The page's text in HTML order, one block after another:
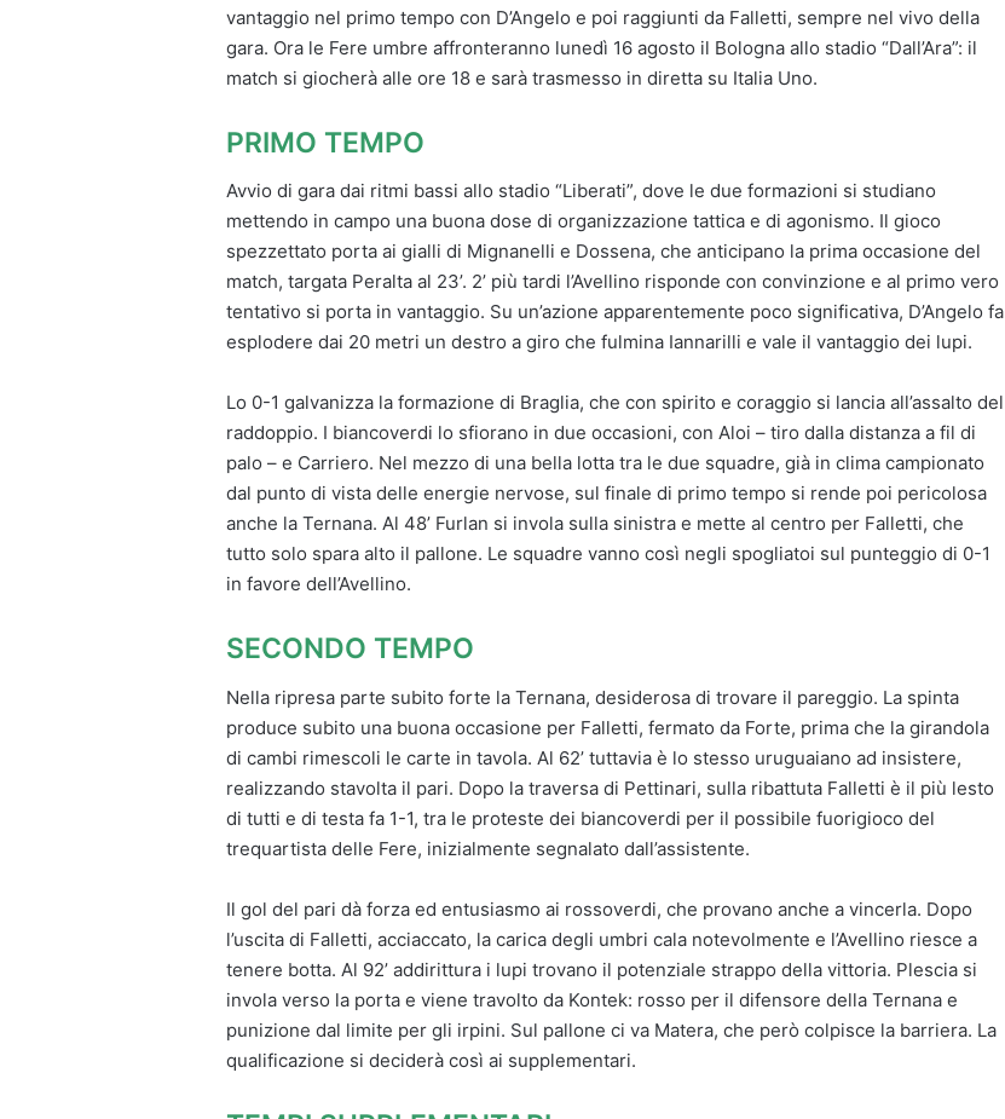
vantaggio nel primo tempo con D’Angelo e poi raggiunti da Falletti, sempre nel vivo della
gara. Ora le Fere umbre affronteranno lunedì 16 agosto il Bologna allo stadio “Dall’Ara”: il
match si giocherà alle ore 18 e sarà trasmesso in diretta su Italia Uno.
PRIMO TEMPO
Avvio di gara dai ritmi bassi allo stadio “Liberati”, dove le due formazioni si studiano
mettendo in campo una buona dose di organizzazione tattica e di agonismo. Il gioco
spezzettato porta ai gialli di Mignanelli e Dossena, che anticipano la prima occasione del
match, targata Peralta al 23’. 2’ più tardi l’Avellino risponde con convinzione e al primo vero
tentativo si porta in vantaggio. Su un’azione apparentemente poco significativa, D’Angelo fa
esplodere dai 20 metri un destro a giro che fulmina Iannarilli e vale il vantaggio dei lupi.
Lo 0-1 galvanizza la formazione di Braglia, che con spirito e coraggio si lancia all’assalto del
raddoppio. I biancoverdi lo sfiorano in due occasioni, con Aloi – tiro dalla distanza a fil di
palo – e Carriero. Nel mezzo di una bella lotta tra le due squadre, già in clima campionato
dal punto di vista delle energie nervose, sul finale di primo tempo si rende poi pericolosa
anche la Ternana. Al 48’ Furlan si invola sulla sinistra e mette al centro per Falletti, che
tutto solo spara alto il pallone. Le squadre vanno così negli spogliatoi sul punteggio di 0-1
in favore dell’Avellino.
SECONDO TEMPO
Nella ripresa parte subito forte la Ternana, desiderosa di trovare il pareggio. La spinta
produce subito una buona occasione per Falletti, fermato da Forte, prima che la girandola
di cambi rimescoli le carte in tavola. Al 62’ tuttavia è lo stesso uruguaiano ad insistere,
realizzando stavolta il pari. Dopo la traversa di Pettinari, sulla ribattuta Falletti è il più lesto
di tutti e di testa fa 1-1, tra le proteste dei biancoverdi per il possibile fuorigioco del
trequartista delle Fere, inizialmente segnalato dall’assistente.
Il gol del pari dà forza ed entusiasmo ai rossoverdi, che provano anche a vincerla. Dopo
l’uscita di Falletti, acciaccato, la carica degli umbri cala notevolmente e l’Avellino riesce a
tenere botta. Al 92’ addirittura i lupi trovano il potenziale strappo della vittoria. Plescia si
invola verso la porta e viene travolto da Kontek: rosso per il difensore della Ternana e
punizione dal limite per gli irpini. Sul pallone ci va Matera, che però colpisce la barriera. La
qualificazione si deciderà così ai supplementari.